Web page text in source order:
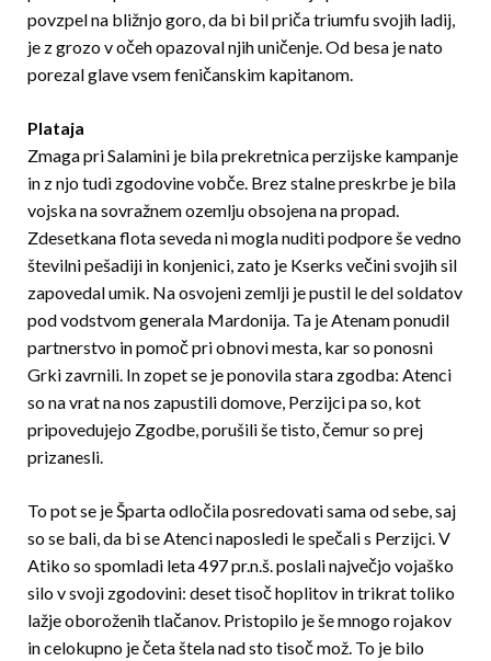
povzpel na bližnjo goro, da bi bil priča triumfu svojih ladij,
je z grozo v očeh opazoval njih uničenje. Od besa je nato
porezal glave vsem feničanskim kapitanom.
Plataja
Zmaga pri Salamini je bila prekretnica perzijske kampanje
in z njo tudi zgodovine vobče. Brez stalne preskrbe je bila
vojska na sovražnem ozemlju obsojena na propad.
Zdesetkana flota seveda ni mogla nuditi podpore še vedno
številni pešadiji in konjenici, zato je Kserks večini svojih sil
zapovedal umik. Na osvojeni zemlji je pustil le del soldatov
pod vodstvom generala Mardonija. Ta je Atenam ponudil
partnerstvo in pomoč pri obnovi mesta, kar so ponosni
Grki zavrnili. In zopet se je ponovila stara zgodba: Atenci
so na vrat na nos zapustili domove, Perzijci pa so, kot
pripovedujejo Zgodbe, porušili še tisto, čemur so prej
prizanesli.
To pot se je Šparta odločila posredovati sama od sebe, saj
so se bali, da bi se Atenci naposledi le spečali s Perzijci. V
Atiko so spomladi leta 497 pr.n.š. poslali največjo vojaško
silo v svoji zgodovini: deset tisoč hoplitov in trikrat toliko
lažje oboroženih tlačanov. Pristopilo je še mnogo rojakov
in celokupno je četa štela nad sto tisoč mož. To je bilo